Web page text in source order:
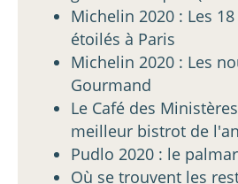
Michelin 2020 : Les
étoilés à Paris
Michelin 2020 : Les
Gourmand
Le Café des
meilleur bistrot de
Pudlo 2020 : le
Où se trouvent les